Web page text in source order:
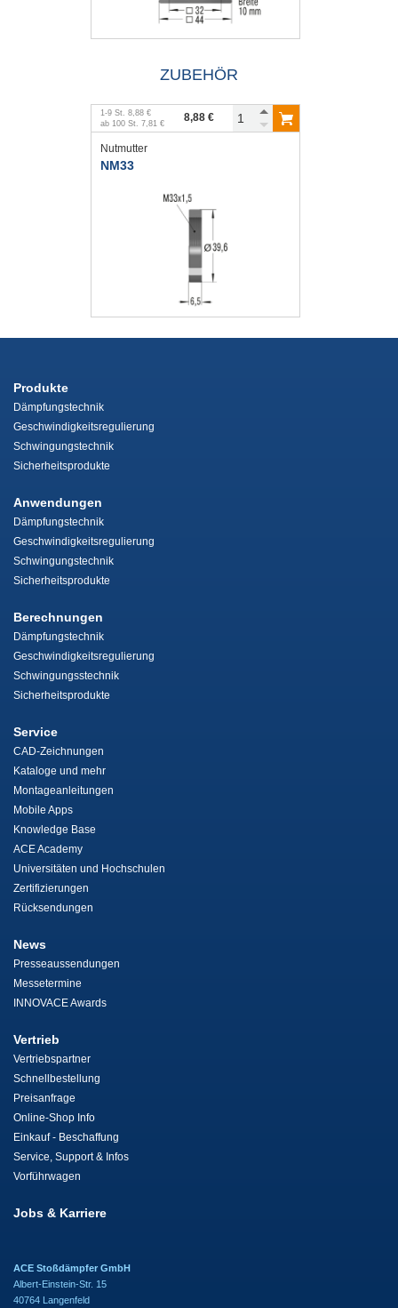
ZUBEHÖR
1 -9 St. 8,88 €
ab 100 St. 7,81 € 8,88 €
Nutmutter
NM33
Produkte
Dämpfungstechnik
Geschwindigkeitsregulierung
Schwingungstechnik
Sicherheitsprodukte
Anwendungen
Dämpfungstechnik
Geschwindigkeitsregulierung
Schwingungstechnik
Sicherheitsprodukte
Berechnungen
Dämpfungstechnik
Geschwindigkeitsregulierung
Schwingungsstechnik
Sicherheitsprodukte
Service
CAD-Zeichnungen
Kataloge und mehr
Montageanleitungen
Mobile Apps
Knowledge Base
ACE Academy
Universitäten und Hochschulen
Zertifizierungen
Rücksendungen
News
Presseaussendungen
Messetermine
INNOVACE Awards
Vertrieb
Vertriebspartner
Schnellbestellung
Preisanfrage
Online-Shop Info
Einkauf - Beschaffung
Service, Support & Infos
Vorführwagen
Jobs & Karriere
ACE Stoßdämpfer GmbH
Albert-Einstein-Str. 15
40764 Langenfeld